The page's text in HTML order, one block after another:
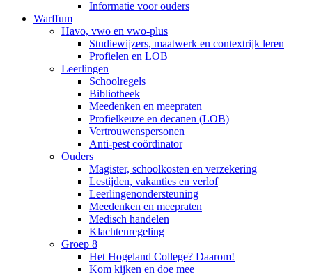
Informatie voor ouders
Warffum
Havo, vwo en vwo-plus
Studiewijzers, maatwerk en contextrijk leren
Profielen en LOB
Leerlingen
Schoolregels
Bibliotheek
Meedenken en meepraten
Profielkeuze en decanen (LOB)
Vertrouwenspersonen
Anti-pest coördinator
Ouders
Magister, schoolkosten en verzekering
Lestijden, vakanties en verlof
Leerlingenondersteuning
Meedenken en meepraten
Medisch handelen
Klachtenregeling
Groep 8
Het Hogeland College? Daarom!
Kom kijken en doe mee